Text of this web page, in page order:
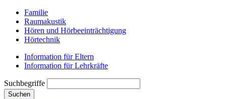
Familie
Raumakustik
Hören und Hörbeeinträchtigung
Hörtechnik
Information für Eltern
Information für Lehrkräfte
Suchbegriffe
Suchen